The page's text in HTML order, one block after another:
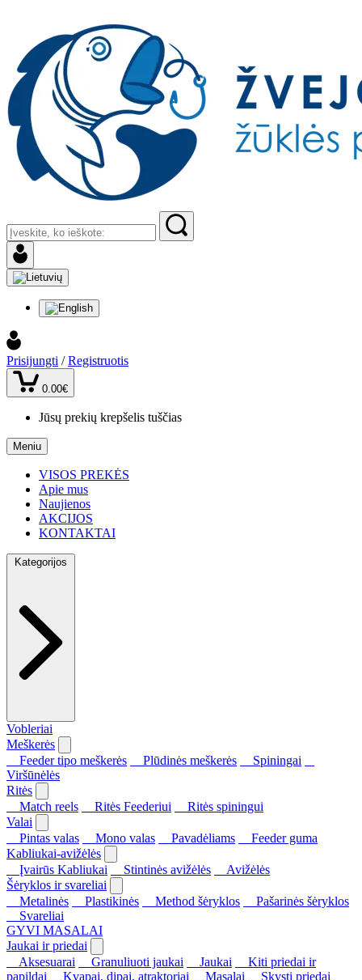
Prisijungti / Registruotis
0.00€
Jūsų prekių krepšelis tuščias
Meniu
VISOS PREKĖS
Apie mus
Naujienos
AKCIJOS
KONTAKTAI
Kategorijos
Vobleriai
Meškerės
Feeder tipo meškerės
Plūdinės meškerės
Spiningai
Viršūnėlės
Ritės
Match reels
Ritės Feederiui
Ritės spiningui
Valai
Pintas valas
Mono valas Pavadėliams
Feeder guma
Kabliukai-avižėlės
Įvairūs Kabliukai
Stintinės avižėlės
Avižėlės
Šėryklos ir svareliai
Metalinės
Plastikinės Method šėryklos
Pašarinės šėryklos
Svareliai
GYVI MASALAI
Jaukai ir priedai
Aksesuarai
Granuliuoti jaukai Jaukai
Kiti priedai ir
papildai
Kvapai, dipai, atraktoriai Masalai
Skysti priedai